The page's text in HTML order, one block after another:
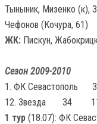
Тыныник, Мизенко (к),
Чефонов (Кочура, 61)
ЖК: Пискун,
Сезон 2009-2010
1. ФК Севастополь
12. Звезда
34
1 тур (18.07): ФК